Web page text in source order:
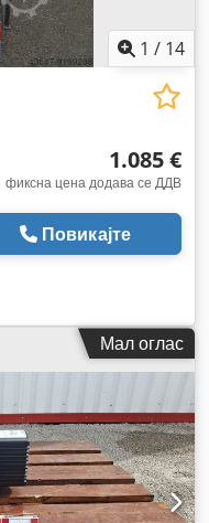
1 / 14
1.085 €
фиксна цена додава се ДДВ
Повикајте
Мал оглас